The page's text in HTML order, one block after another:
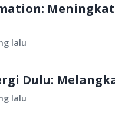
lalu
Dulu:
lalu